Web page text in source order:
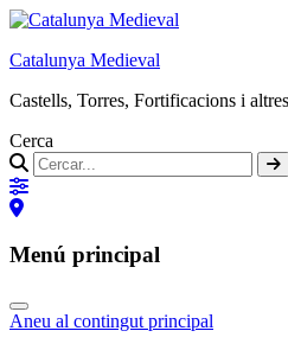
Catalunya Medieval
Castells, Torres, Fortificacions i
Cerca
Menú principal
Aneu al contingut principal